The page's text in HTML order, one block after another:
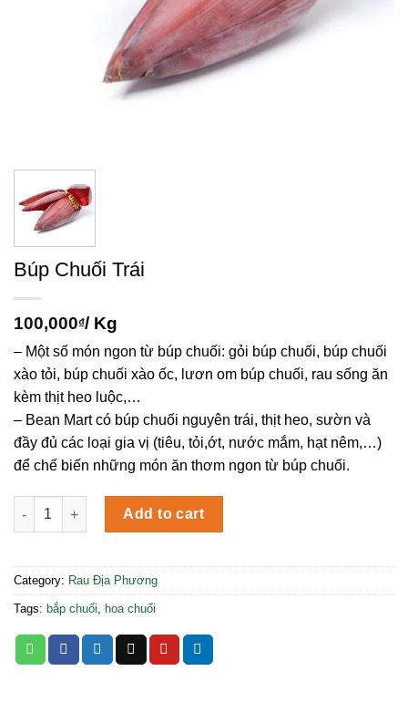
Búp Chuối Trái
100,000₫/ Kg
– Một số món ngon từ búp chuối: gỏi búp chuối, búp chuối
xào tỏi, búp chuối xào ốc, lươn om búp chuối, rau sống ăn
kèm thịt heo luộc,…
– Bean Mart có búp chuối nguyên trái, thịt heo, sườn và
đầy đủ các loại gia vị (tiêu, tỏi,ớt, nước mắm, hạt nêm,…)
để chế biến những món ăn thơm ngon từ búp chuối.
Búp Chuối Trái quantity
Add to cart
Category: Rau Địa Phương
Tags: bắp chuối, hoa chuối